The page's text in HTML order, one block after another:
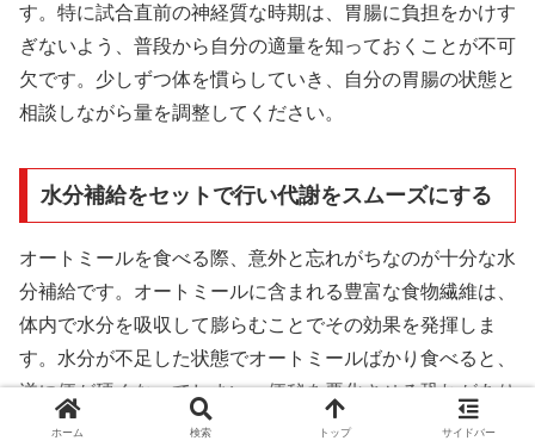
す。特に試合直前の神経質な時期は、胃腸に負担をかけす
ぎないよう、普段から自分の適量を知っておくことが不可
欠です。少しずつ体を慣らしていき、自分の胃腸の状態と
相談しながら量を調整してください。
水分補給をセットで行い代謝をスムーズにする
オートミールを食べる際、意外と忘れがちなのが十分な水
分補給です。オートミールに含まれる豊富な食物繊維は、
体内で水分を吸収して膨らむことでその効果を発揮しま
す。水分が不足した状態でオートミールばかり食べると、
逆に便が硬くなってしまい、便秘を悪化させる恐れがあり
ます。
ホーム 検索 トップ サイドバー